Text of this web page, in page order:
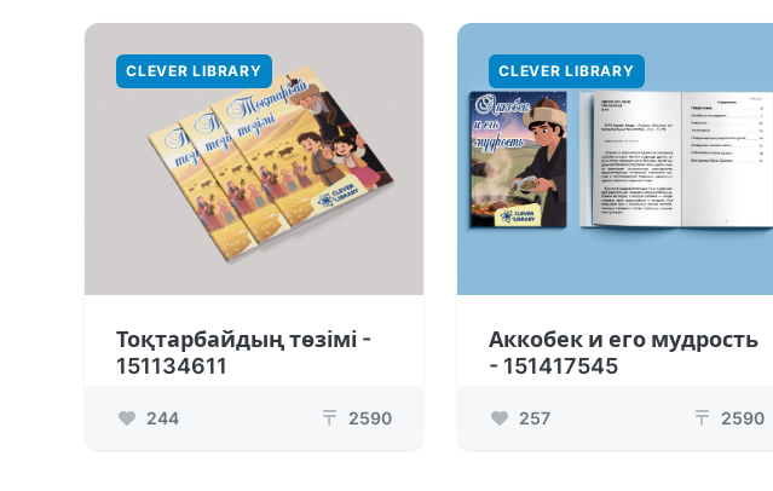
CLEVER LIBRARY
Тоқтарбайдың төзімі -
151134611
244 ₸ 2590
CLEVER LIBRARY
Аккобек и его мудрость
- 151417545
257 ₸ 2590